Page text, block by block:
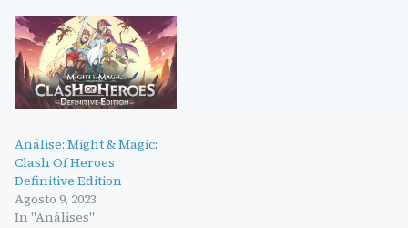
Análise: Might & Magic:
Clash Of Heroes
Definitive Edition
Agosto 9, 2023
In "Análises"